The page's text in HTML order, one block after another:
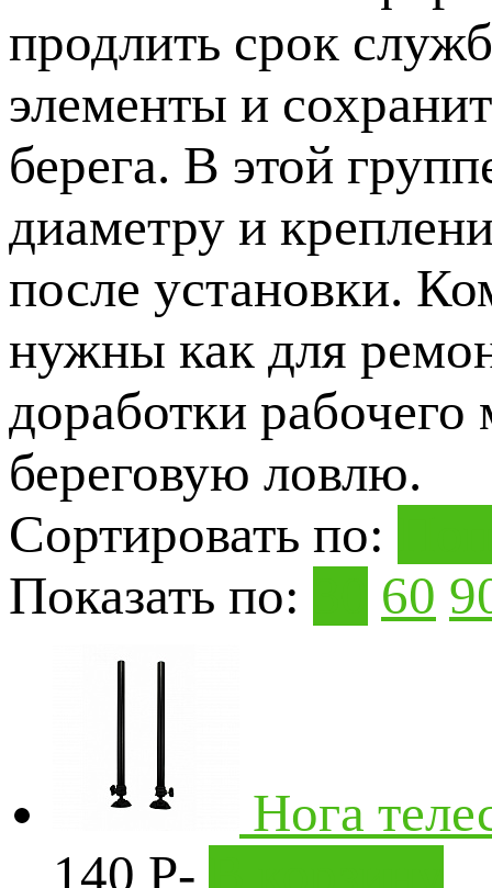
продлить срок
элементы и
берега. В этой
диаметру и
после установки.
нужны как для
доработки
береговую ловлю.
Сортировать по:
Показать по:
60
Нога
140 Р-